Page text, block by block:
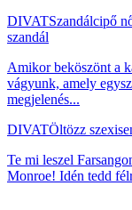
DIVATSzandálcipő
szandál
Amikor beköszönt a
vágyunk, amely
megjelenés...
DIVATÖltözz
Te mi leszel
Monroe! Idén tedd